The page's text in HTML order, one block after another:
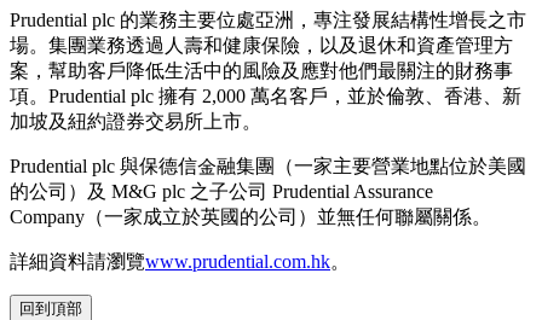
Prudential plc 的業務主要位處亞洲，專注發展結構性增長之市
場。集團業務透過人壽和健康保險，以及退休和資產管理方
案，幫助客戶降低生活中的風險及應對他們最關注的財務事
項。Prudential plc 擁有 2,000 萬名客戶，並於倫敦、香港、新
加坡及紐約證券交易所上市。
Prudential plc 與保德信金融集團（一家主要營業地點位於美國
的公司）及 M&G plc 之子公司 Prudential Assurance
Company（一家成立於英國的公司）並無任何聯屬關係。
詳細資料請瀏覽www.prudential.com.hk。
回到頂部